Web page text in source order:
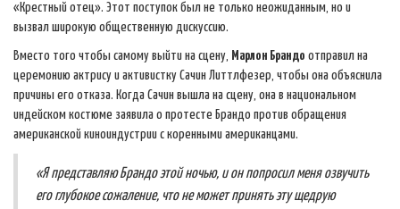
«Крестный отец». Этот поступок был не только неожиданным, но и
вызвал широкую общественную дискуссию.
Вместо того чтобы самому выйти на сцену, Марлон Брандо отправил на
церемонию актрису и активистку Сачин Литтлфезер, чтобы она объяснила
причины его отказа. Когда Сачин вышла на сцену, она в национальном
индейском костюме заявила о протесте Брандо против обращения
американской киноиндустрии с коренными американцами.
«Я представляю Брандо этой ночью, и он попросил меня озвучить
его глубокое сожаление, что не может принять эту щедрую